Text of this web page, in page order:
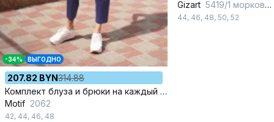
-34% ВЫГОДНО
207.82 BYN314.88
Комплект блуза и брюки на каждый день
Motif 2062
42, 44, 46, 48
Gizart 5419/1 морковный, капучино
44, 46, 48, 50, 52